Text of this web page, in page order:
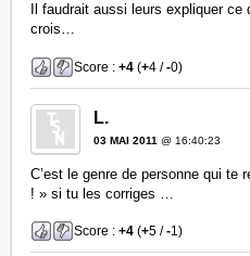
Il faudrait aussi leurs expliquer ce
crois…
Score :+4 (+4 /-0)
L.
03 MAI 2011 @ 16:40:23
C’est le genre de personne qui te
! » si tu les corriges …
Score :+4 (+5 /-1)